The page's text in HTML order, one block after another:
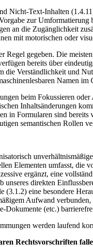
Nicht-Text-Inhalten
zur
an die Zugänglichkeit
mit motorischen oder
gegeben. Die
bereits über
Verständlichkeit und
Namen
beim Fokussieren
Inhaltsänderungen
in Formularen sind
semantischen Rollen
Elementen umfasst,
ergänzt, eine
direkten
eine besondere
Aufwand
(etc.)
werden laufend
Rechtsvorschriften